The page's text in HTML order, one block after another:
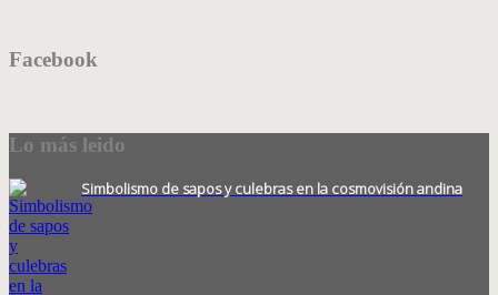
Facebook
Lo más leido
Simbolismo de sapos y culebras en la cosmovisión andina